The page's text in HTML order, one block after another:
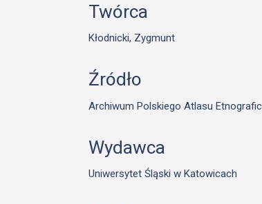
Twórca
Kłodnicki, Zygmunt
Źródło
Archiwum Polskiego Atlasu
Wydawca
Uniwersytet Śląski w Katowicach